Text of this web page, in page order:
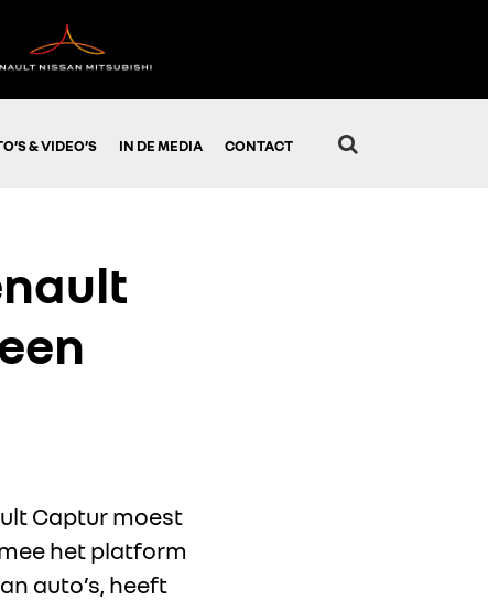
& VIDEO’S IN DE MEDIA CONTACT
Captur moest
het platform
auto’s, heeft